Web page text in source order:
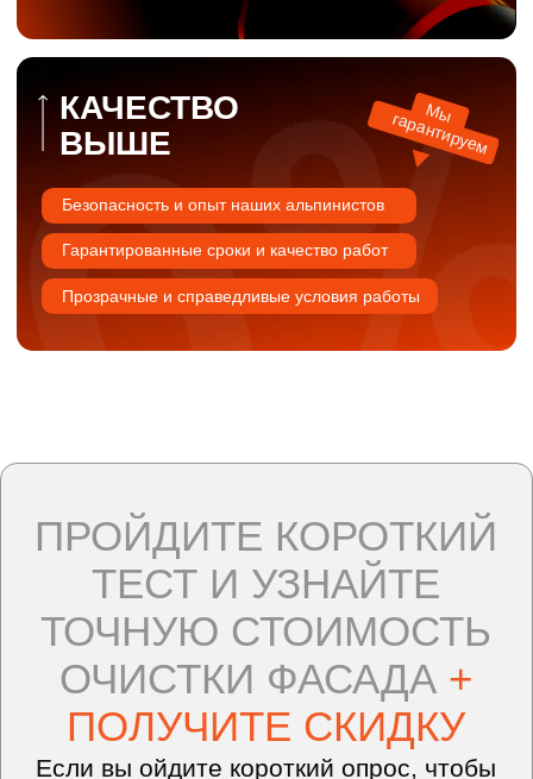
ОЧИСТКИ ФАСАДА
ПОЛУЧИТЕ СКИДКУ
Если вы ойдите короткий опрос, чтобы
мы оценили состояние фасада, степень
загрязнений и объем необходимых
Пройти опрос
ребятам